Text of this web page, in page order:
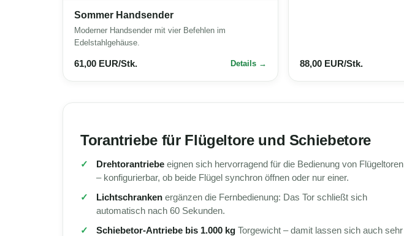
Sommer Handsender
Moderner Handsender mit vier Befehlen im
Edelstahlgehäuse.
61,00 EUR/Stk. Details 88,00 EUR/Stk.
Torantriebe für Flügeltore und Schiebetore
Drehtorantriebe eignen sich hervorragend für die Bedienung von Flügeltoren
– konfigurierbar, ob beide Flügel synchron öffnen oder nur einer.
Lichtschranken ergänzen die Fernbedienung: Das Tor schließt sich
automatisch nach 60 Sekunden.
Schiebetor-Antriebe bis 1.000 kg Torgewicht – damit lassen sich auch sehr